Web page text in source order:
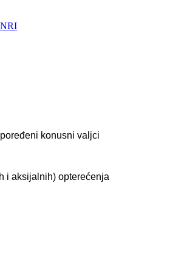
konusni valjci
i aksijalnih) opterećenja